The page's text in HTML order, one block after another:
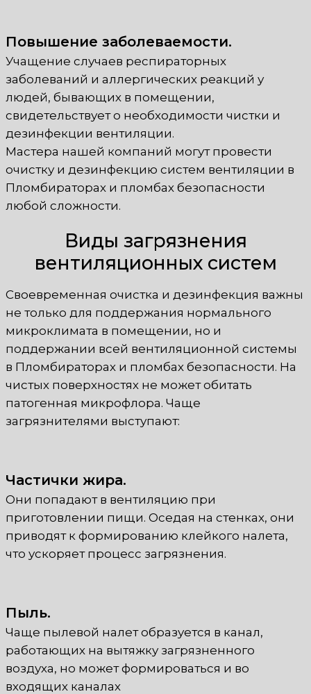
Повышение заболеваемости.
Учащение случаев респираторных
заболеваний и аллергических реакций у
людей, бывающих в помещении,
свидетельствует о необходимости чистки и
дезинфекции вентиляции.
Мастера нашей компаний могут провести
очистку и дезинфекцию систем вентиляции в
Пломбираторах и пломбах безопасности
любой сложности.
Виды загрязнения
вентиляционных систем
Своевременная очистка и дезинфекция важны
не только для поддержания нормального
микроклимата в помещении, но и
поддержании всей вентиляционной системы
в Пломбираторах и пломбах безопасности. На
чистых поверхностях не может обитать
патогенная микрофлора. Чаще
загрязнителями выступают:
Частички жира.
Они попадают в вентиляцию при
приготовлении пищи. Оседая на стенках, они
приводят к формированию клейкого налета,
что ускоряет процесс загрязнения.
Пыль.
Чаще пылевой налет образуется в канал,
работающих на вытяжку загрязненного
воздуха, но может формироваться и во
входящих каналах